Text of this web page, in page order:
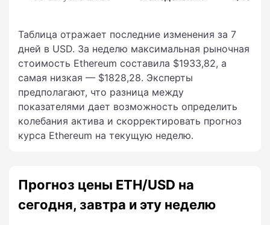
Таблица отражает последние изменения за 7
дней в USD. За неделю максимальная рыночная
стоимость Ethereum составила $1933,82, а
самая низкая — $1828,28. Эксперты
предполагают, что разница между
показателями дает возможность определить
колебания актива и скорректировать прогноз
курса Ethereum на текущую неделю.
Прогноз цены ETH/USD на
сегодня, завтра и эту неделю